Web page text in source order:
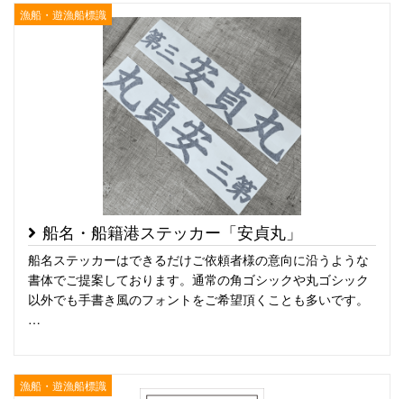
漁船・遊漁船標識
船名・船籍港ステッカー「安貞丸」
船名ステッカーはできるだけご依頼者様の意向に沿うような
書体でご提案しております。通常の角ゴシックや丸ゴシック
以外でも手書き風のフォントをご希望頂くことも多いです。
…
漁船・遊漁船標識